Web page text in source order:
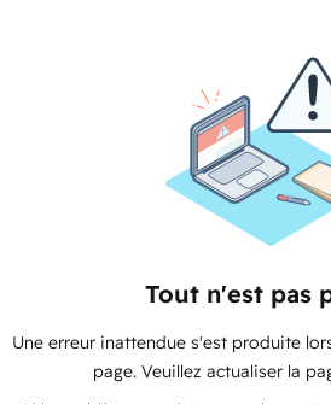
Tout n'est pas
Une erreur inattendue s'est produite
page. Veuillez actualiser la